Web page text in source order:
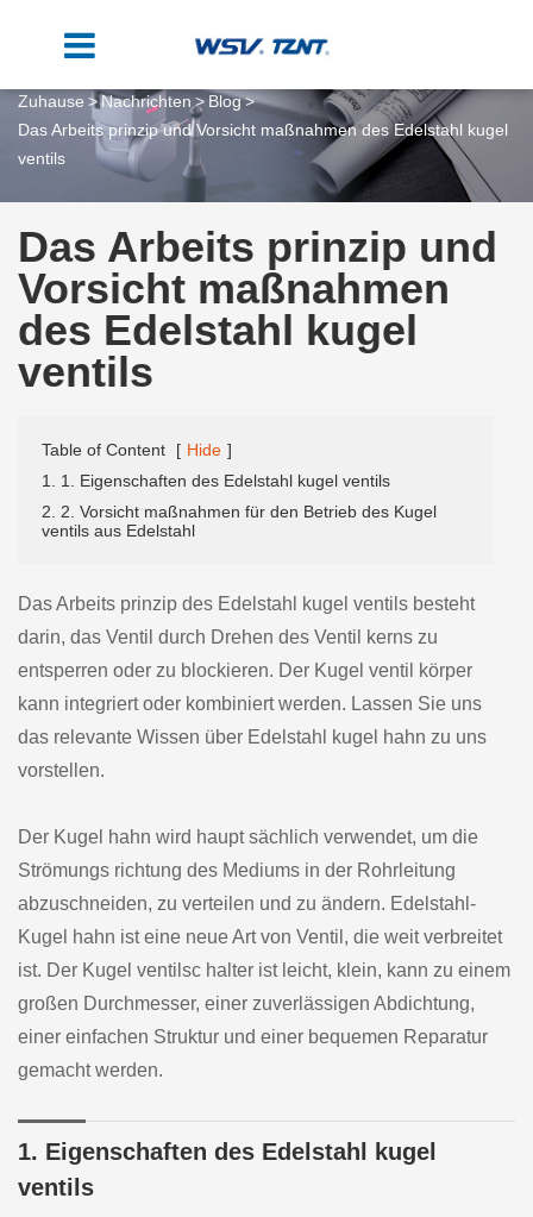
Zuhause Nachrichten
Blog
Das Arbeits prinzip und Vorsicht maßnahmen des Edelstahl kugel
ventils
Das Arbeits prinzip und
Vorsicht maßnahmen
des Edelstahl kugel
ventils
Table of Content [ Hide ]
1. 1. Eigenschaften des Edelstahl kugel ventils
2. 2. Vorsicht maßnahmen für den Betrieb des Kugel
ventils aus Edelstahl
Das Arbeits prinzip des Edelstahl kugel ventils besteht
darin, das Ventil durch Drehen des Ventil kerns zu
entsperren oder zu blockieren. Der Kugel ventil körper
kann integriert oder kombiniert werden. Lassen Sie uns
das relevante Wissen über Edelstahl kugel hahn zu uns
vorstellen.
Der Kugel hahn wird haupt sächlich verwendet, um die
Strömungs richtung des Mediums in der Rohrleitung
abzuschneiden, zu verteilen und zu ändern. Edelstahl-
Kugel hahn ist eine neue Art von Ventil, die weit verbreitet
ist. Der Kugel ventilsc halter ist leicht, klein, kann zu einem
großen Durchmesser, einer zuverlässigen Abdichtung,
einer einfachen Struktur und einer bequemen Reparatur
gemacht werden.
1. Eigenschaften des Edelstahl kugel
ventils